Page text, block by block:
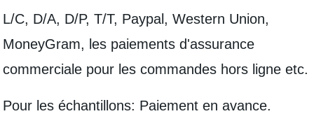
L/C, D/A, D/P, T/T, Paypal, Western Union,
MoneyGram, les paiements d'assurance
commerciale pour les commandes hors ligne etc.
Pour les échantillons: Paiement en avance.